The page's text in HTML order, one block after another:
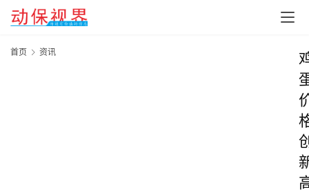
首页 资讯